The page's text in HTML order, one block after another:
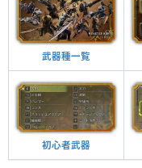
武器種一覧
初心者武器